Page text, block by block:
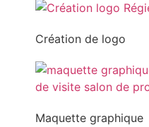
Création de logo
Maquette graphique